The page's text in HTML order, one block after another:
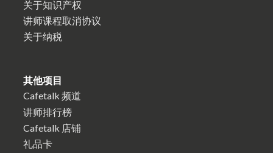
关于知识产权
讲师课程取消协议
关于纳税
其他项目
Cafetalk 频道
讲师排行榜
Cafetalk 店铺
礼品卡